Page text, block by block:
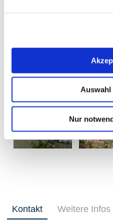
Auswahl
Nur
Kontakt Weitere